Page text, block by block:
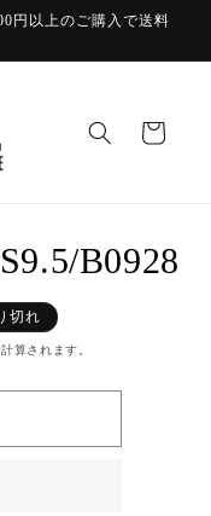
円以上のご購入で送料
ー
B0928
切れ
算されます。